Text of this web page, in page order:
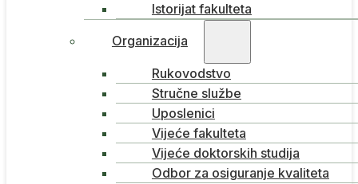
Istorijat fakulteta
Organizacija
Rukovodstvo
Stručne službe
Uposlenici
Vijeće fakulteta
Vijeće doktorskih studija
Odbor za osiguranje kvaliteta